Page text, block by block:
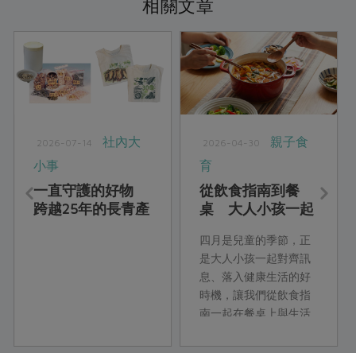
相關文章
2026-07-14
社內大
小事
一直守護的好物
跨越25年的長青產
2026-04-30
親子食
育
從飲食指南到餐
桌 大人小孩一起
四月是兒童的季節，正
是大人小孩一起對齊訊
息、落入健康生活的好
時機，讓我們從飲食指
南一起在餐桌上與生活